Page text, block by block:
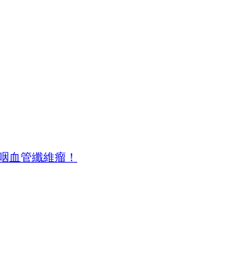
血管纖維瘤！